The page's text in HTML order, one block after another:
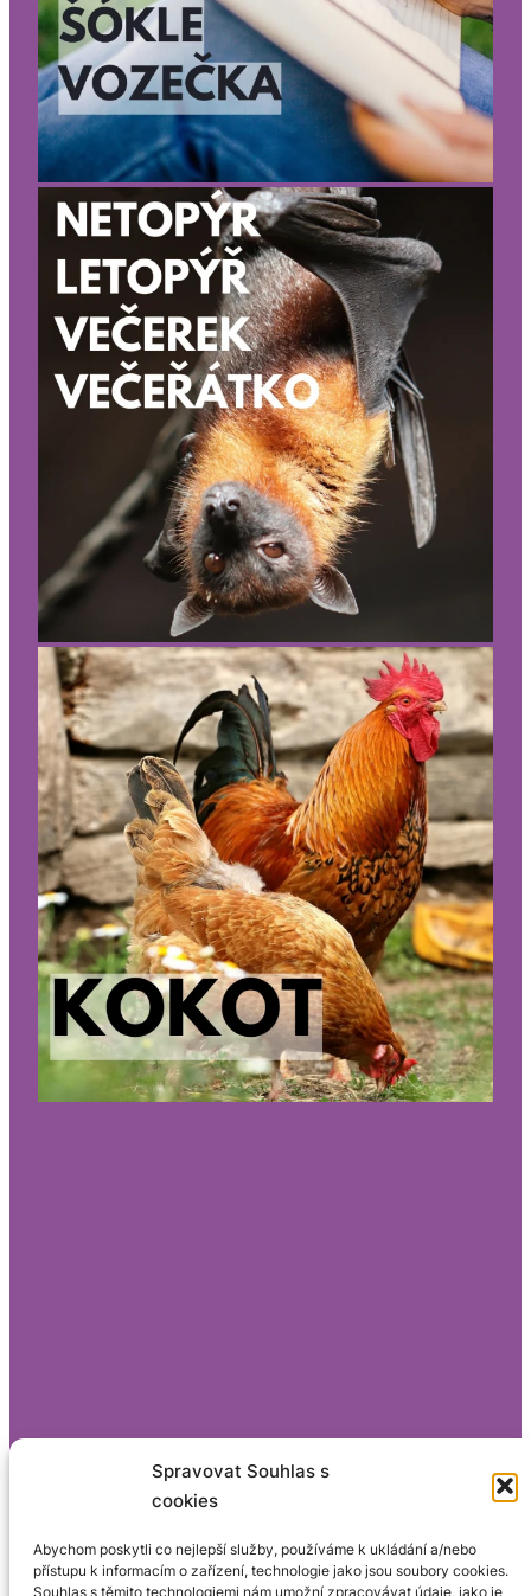
Spravovat Souhlas s
cookies
Abychom poskytli co nejlepší služby, používáme k ukládání a/nebo
přístupu k informacím o zařízení, technologie jako jsou soubory cookies.
Souhlas s těmito technologiemi nám umožní zpracovávat údaje, jako je